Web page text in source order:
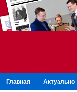
Главная Актуально